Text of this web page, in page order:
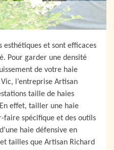
esthétiques et sont efficaces
Pour garder une densité
de votre haie
l’entreprise Artisan
taille de haies
effet, tailler une haie
faire spécifique et des outils
haie défensive en
tailles que Artisan Richard